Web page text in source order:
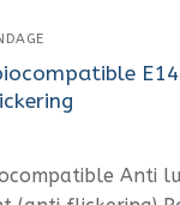
Anti